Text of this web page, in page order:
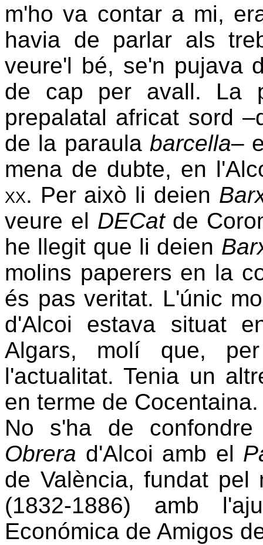
m'ho va contar a mi,
havia de parlar als
veure'l bé, se'n pujava
de cap per avall. La
prepalatal africat sord
de la paraula barcella–
mena de dubte, en
xx. Per això li deien
veure el DECatde
he llegit que li deien
molins paperers en la
és pas veritat. L'únic
d'Alcoi estava situat
Algars, molí que,
l'actualitat. Tenia un
en terme de Cocentaina.
No s'ha de
Obrera d'Alcoi amb el
de València, fundat pel
(1832-1886) amb
Económica de Amigos